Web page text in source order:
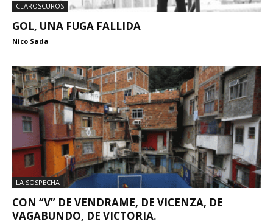
CLAROSCUROS
GOL, UNA FUGA FALLIDA
Nico Sada
LA SOSPECHA
CON “V” DE VENDRAME, DE VICENZA, DE
VAGABUNDO, DE VICTORIA.